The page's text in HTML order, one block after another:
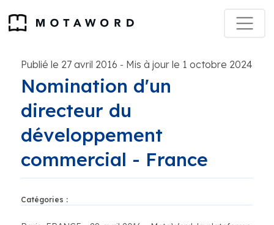
Publié le 27 avril 2016 - Mis à jour le 1 octobre 2024
Nomination d'un
directeur du
développement
commercial - France
Catégories :